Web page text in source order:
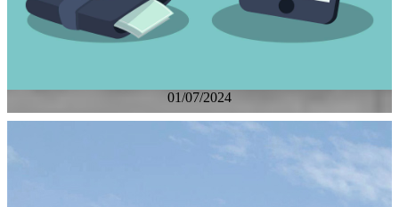
01/07/2024